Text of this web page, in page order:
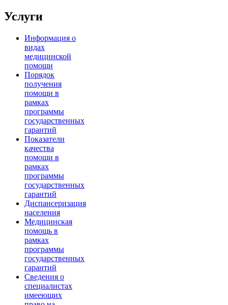
Услуги
Информация о
видах
медицинской
помощи
Порядок
получения
помощи в
рамках
программы
государственных
гарантий
Показатели
качества
помощи в
рамках
программы
государственных
гарантий
Диспансеризация
населения
Медицинская
помощь в
рамках
программы
государственных
гарантий
Сведения о
специалистах
имееющих